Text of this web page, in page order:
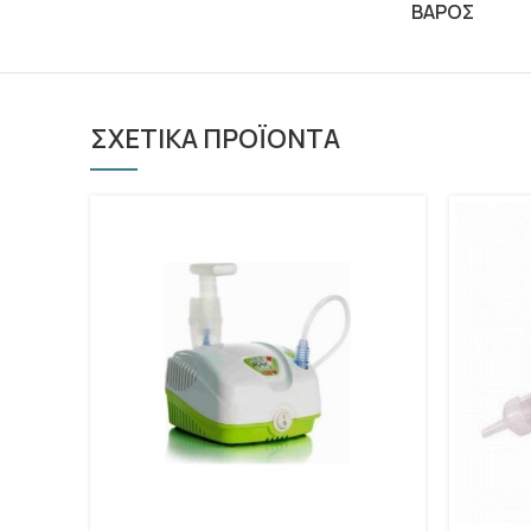
ΒΑΡΟΣ
ΣΧΕΤΙΚΑ ΠΡΟΪΟΝΤΑ